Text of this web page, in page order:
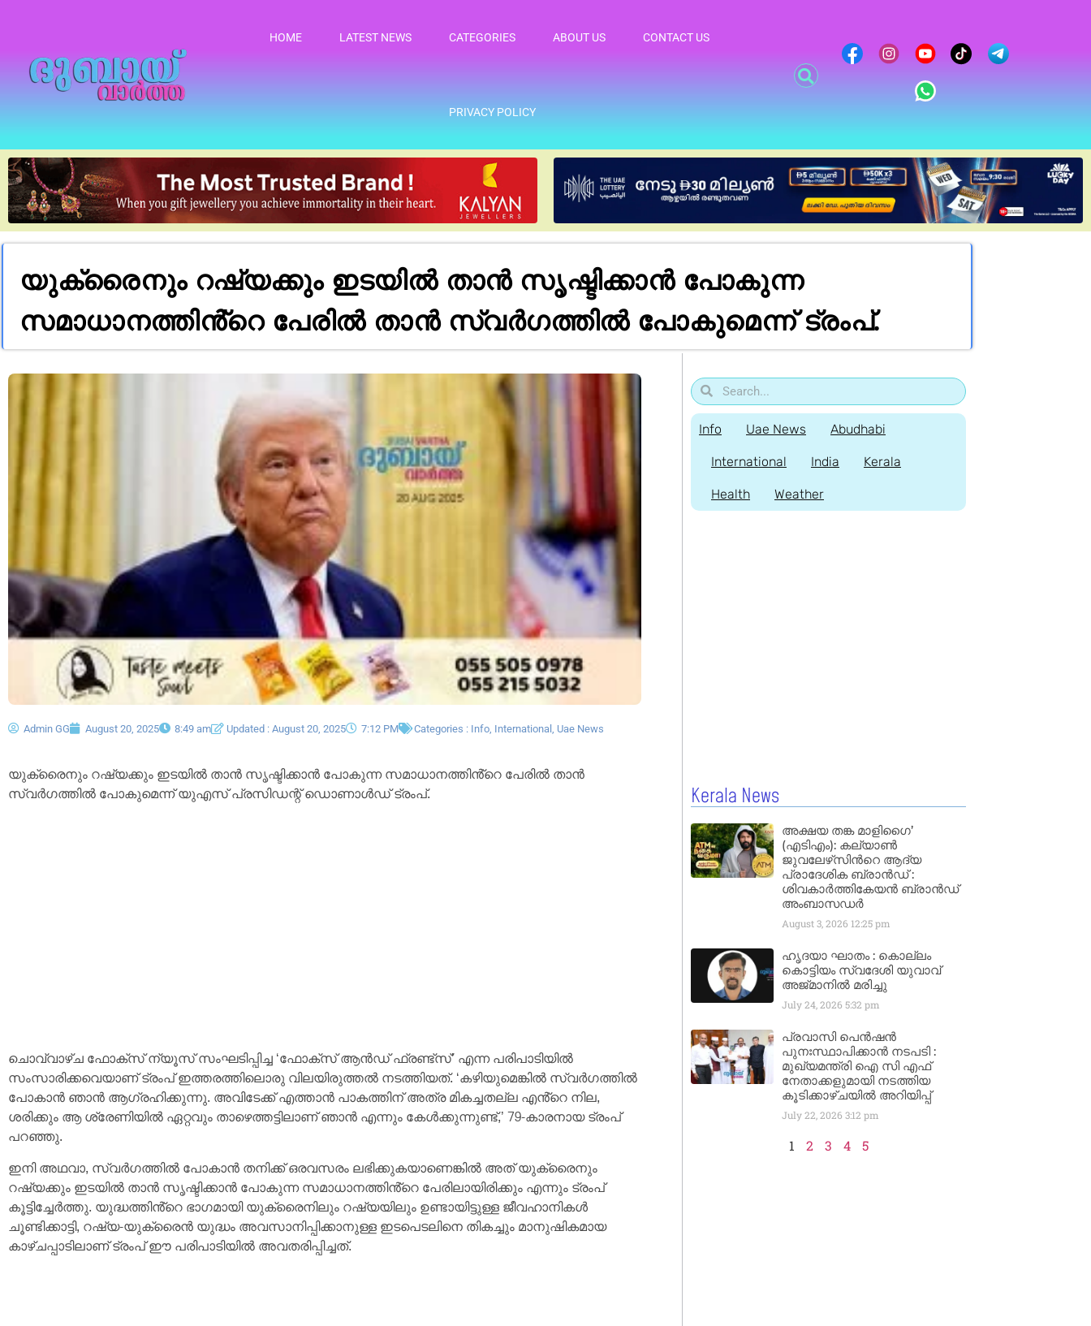
HOME LATEST NEWS CATEGORIES ABOUT US CONTACT US
PRIVACY POLICY
യുക്രൈനും റഷ്യക്കും ഇടയിൽ താൻ സൃഷ്ടിക്കാൻ പോകുന്ന
സമാധാനത്തിൻ്റെ പേരിൽ താൻ സ്വർഗത്തിൽ പോകുമെന്ന് ട്രംപ്.
Admin GG August 20, 2025 8:49 am Updated : August 20, 2025 7:12 PM Categories : Info International Uae News
യുക്രൈനും റഷ്യക്കും ഇടയിൽ താൻ സൃഷ്ടിക്കാൻ പോകുന്ന സമാധാനത്തിൻ്റെ പേരിൽ താൻ
സ്വർഗത്തിൽ പോകുമെന്ന് യുഎസ് പ്രസിഡന്റ് ഡൊണാള്‍ഡ് ട്രംപ്.
ചൊവ്വാഴ്‌ച ഫോക്‌സ് ന്യൂസ് സംഘടിപ്പിച്ച ‘ഫോക്‌സ് ആൻഡ് ഫ്രണ്ട്സ്’ എന്ന പരിപാടിയിൽ
സംസാരിക്കവെയാണ് ട്രംപ് ഇത്തരത്തിലൊരു വിലയിരുത്തൽ നടത്തിയത്. ‘കഴിയുമെങ്കിൽ സ്വർഗത്തിൽ
പോകാൻ ഞാൻ ആഗ്രഹിക്കുന്നു. അവിടേക്ക് എത്താൻ പാകത്തിന് അത്ര മികച്ചതല്ല എൻ്റെ നില,
ശരിക്കും ആ ശ്രേണിയിൽ ഏറ്റവും താഴെത്തട്ടിലാണ് ഞാൻ എന്നും കേൾക്കുന്നുണ്ട്,’ 79-കാരനായ ട്രംപ്
പറഞ്ഞു.
ഇനി അഥവാ, സ്വർഗത്തിൽ പോകാൻ തനിക്ക് ഒരവസരം ലഭിക്കുകയാണെങ്കിൽ അത് യുക്രൈനും
റഷ്യക്കും ഇടയിൽ താൻ സൃഷ്ടിക്കാൻ പോകുന്ന സമാധാനത്തിൻ്റെ പേരിലായിരിക്കും എന്നും ട്രംപ്
കൂട്ടിച്ചേർത്തു. യുദ്ധത്തിൻ്റെ ഭാഗമായി യുക്രൈനിലും റഷ്യയിലും ഉണ്ടായിട്ടുള്ള ജീവഹാനികൾ
ചൂണ്ടിക്കാട്ടി, റഷ്യ-യുക്രൈൻ യുദ്ധം അവസാനിപ്പിക്കാനുള്ള ഇടപെടലിനെ തികച്ചും മാനുഷികമായ
കാഴ്‌ചപ്പാടിലാണ് ട്രംപ് ഈ പരിപാടിയിൽ അവതരിപ്പിച്ചത്.
Info Uae News Abudhabi
International India Kerala
Health Weather
Kerala News
അക്ഷയ തങ്ക മാളിഗൈ’
(എടിഎം): കല്യാണ്‍
ജുവലേഴ്‌സിന്‍റെ ആദ്യ
പ്രാദേശിക ബ്രാന്‍ഡ് :
ശിവകാര്‍ത്തികേയന്‍ ബ്രാന്‍ഡ്
അംബാസഡര്‍
August 3, 2026 12:25 pm
ഹൃദയാ ഘാതം : കൊല്ലം
കൊട്ടിയം സ്വദേശി യുവാവ്
അജ്മാനിൽ മരിച്ചു
July 24, 2026 5:32 pm
പ്രവാസി പെൻഷൻ
പുനഃസ്ഥാപിക്കാൻ നടപടി :
മുഖ്യമന്ത്രി ഐ സി എഫ്
നേതാക്കളുമായി നടത്തിയ
കൂടിക്കാഴ്ചയിൽ അറിയിപ്പ്
July 22, 2026 3:12 pm
1 2 3 4 5